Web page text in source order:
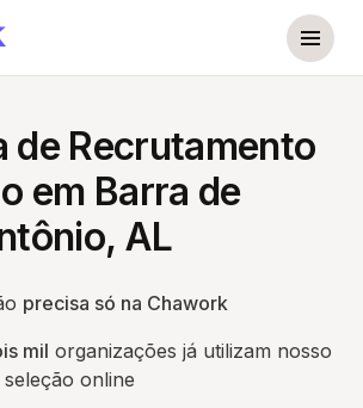
de Recrutamento
em Barra de
AL
precisa só na Chawork
mil organizações já utilizam nosso
online